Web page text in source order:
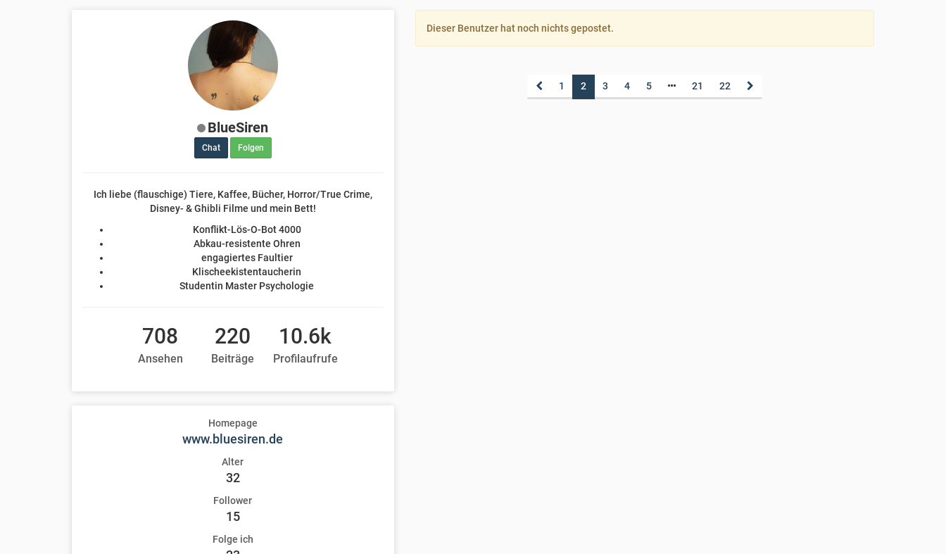
BlueSiren
Chat Folgen
Ich liebe (flauschige) Tiere, Kaffee, Bücher, Horror/True Crime,
Disney- & Ghibli Filme und mein Bett!
Konflikt-Lös-O-Bot 4000
Abkau-resistente Ohren
engagiertes Faultier
Klischeekistentaucherin
Studentin Master Psychologie
708
Ansehen
220
Beiträge
10.6k
Profilaufrufe
Homepage
www.bluesiren.de
Alter
32
Follower
15
Folge ich
Dieser Benutzer hat noch nichts gepostet.
1 2 3 4 5 21 22